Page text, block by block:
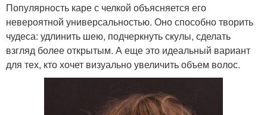
Популярность каре с челкой объясняется его
невероятной универсальностью. Оно способно творить
чудеса: удлинить шею, подчеркнуть скулы, сделать
взгляд более открытым. А еще это идеальный вариант
для тех, кто хочет визуально увеличить объем волос.